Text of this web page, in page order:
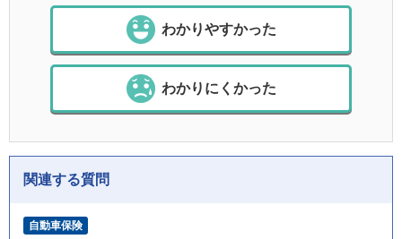
わかりやすかった
わかりにくかった
関連する質問
自動車保険